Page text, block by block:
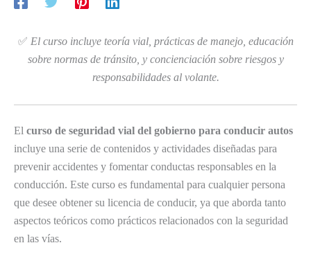
✅ El curso incluye teoría vial, prácticas de manejo, educación
sobre normas de tránsito, y concienciación sobre riesgos y
responsabilidades al volante.
El curso de seguridad vial del gobierno para conducir autos
incluye una serie de contenidos y actividades diseñadas para
prevenir accidentes y fomentar conductas responsables en la
conducción. Este curso es fundamental para cualquier persona
que desee obtener su licencia de conducir, ya que aborda tanto
aspectos teóricos como prácticos relacionados con la seguridad
en las vías.